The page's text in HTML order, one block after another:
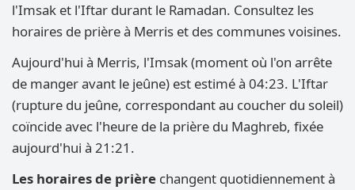
l'Imsak et l'Iftar durant le Ramadan. Consultez les
horaires de prière à Merris et des communes voisines.
Aujourd'hui à Merris, l'Imsak (moment où l'on arrête
de manger avant le jeûne) est estimé à 04:23. L'Iftar
(rupture du jeûne, correspondant au coucher du soleil)
coïncide avec l'heure de la prière du Maghreb, fixée
aujourd'hui à 21:21.
Les horaires de prière changent quotidiennement à